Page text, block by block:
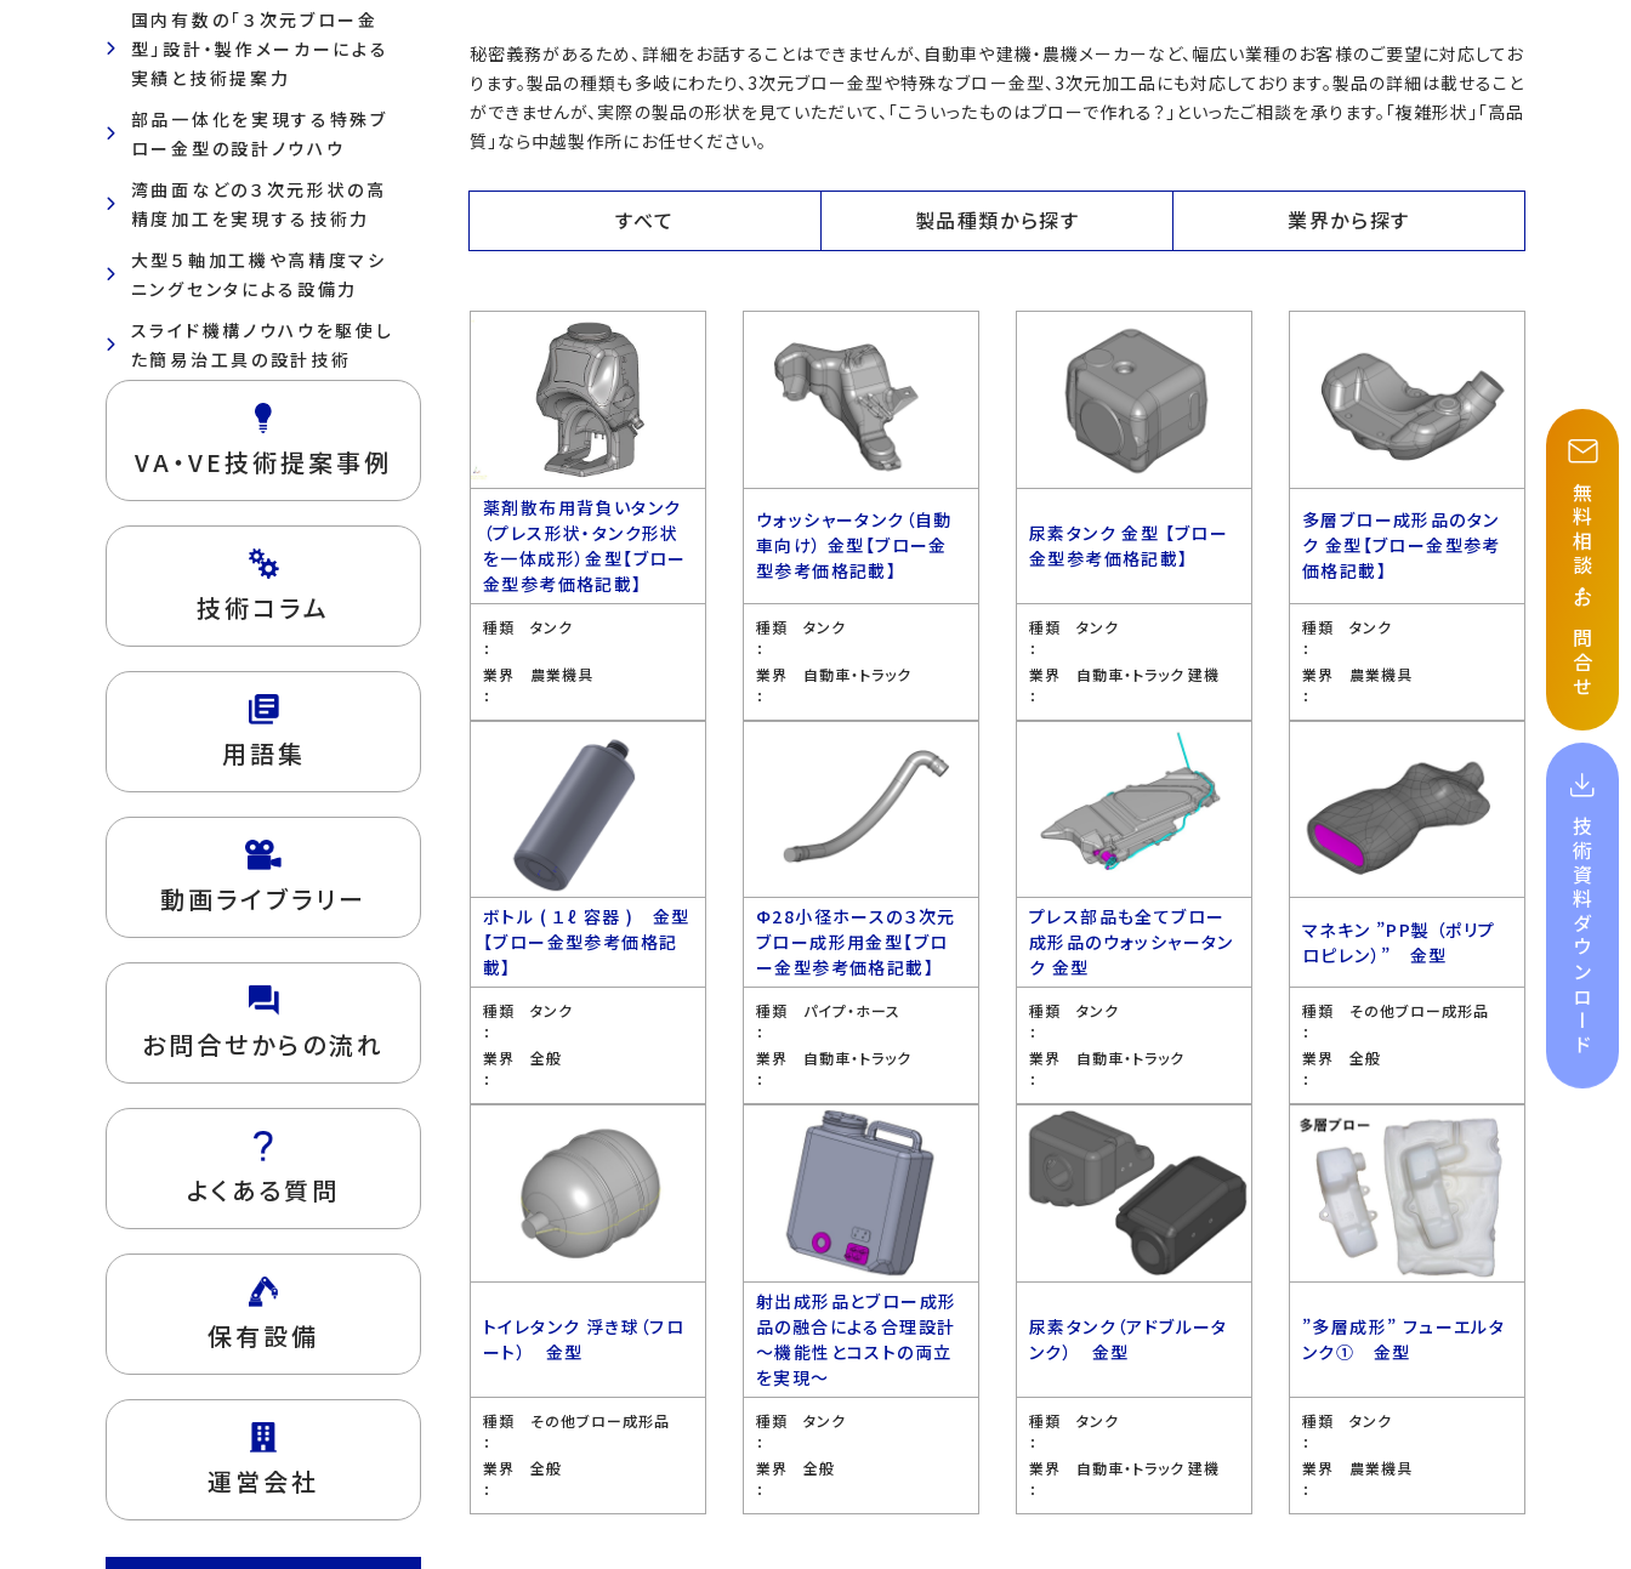
国内有数の「３次元ブロー金
型」設計・製作メーカーによる
実績と技術提案力
部品一体化を実現する特殊ブ
ロー金型の設計ノウハウ
湾曲面などの３次元形状の高
精度加工を実現する技術力
大型５軸加工機や高精度マシ
ニングセンタによる設備力
スライド機構ノウハウを駆使し
た簡易治工具の設計技術
VA・VE技術提案事例
技術コラム
用語集
動画ライブラリー
お問合せからの流れ
よくある質問
保有設備
運営会社
秘密義務があるため、詳細をお話することはできませんが、自動車や建機・農機メーカーなど、幅広い業種のお客様のご要望に対応してお
ります。製品の種類も多岐にわたり、3次元ブロー金型や特殊なブロー金型、3次元加工品にも対応しております。製品の詳細は載せること
ができませんが、実際の製品の形状を見ていただいて、「こういったものはブローで作れる？」といったご相談を承ります。「複雑形状」「高品
質」なら中越製作所にお任せください。
すべて 製品種類から探す 業界から探す
薬剤散布用背負いタンク
（プレス形状・タンク形状
を一体成形）金型【ブロー
金型参考価格記載】
種類
：
タンク
業界
：
農業機具
ウォッシャータンク（自動
車向け） 金型【ブロー金
型参考価格記載】
種類
：
タンク
業界
：
自動車・トラック
尿素タンク 金型 【ブロー
金型参考価格記載】
種類
：
タンク
業界
：
自動車・トラック 建機
多層ブロー成形品のタン
ク 金型【ブロー金型参考
価格記載】
種類
：
タンク
業界
：
農業機具
ボトル ( １ℓ 容器 ) 金型
【ブロー金型参考価格記
載】
種類
：
タンク
業界
：
全般
Ф28小径ホースの３次元
ブロー成形用金型【ブロ
ー金型参考価格記載】
種類
：
パイプ・ホース
業界
：
自動車・トラック
プレス部品も全てブロー
成形品のウォッシャータン
ク 金型
種類
：
タンク
業界
：
自動車・トラック
マネキン ”PP製 （ポリプ
ロピレン）” 金型
種類
：
その他ブロー成形品
業界
：
全般
トイレタンク 浮き球（フロ
ート） 金型
種類
：
その他ブロー成形品
業界
：
全般
射出成形品とブロー成形
品の融合による合理設計
〜機能性とコストの両立
を実現〜
種類
：
タンク
業界
：
全般
尿素タンク（アドブルータ
ンク） 金型
種類
：
タンク
業界
：
自動車・トラック 建機
”多層成形” フューエルタ
ンク① 金型
種類
：
タンク
業界
：
農業機具
無料相談
・
お問合せ
技術資料
ダウンロード